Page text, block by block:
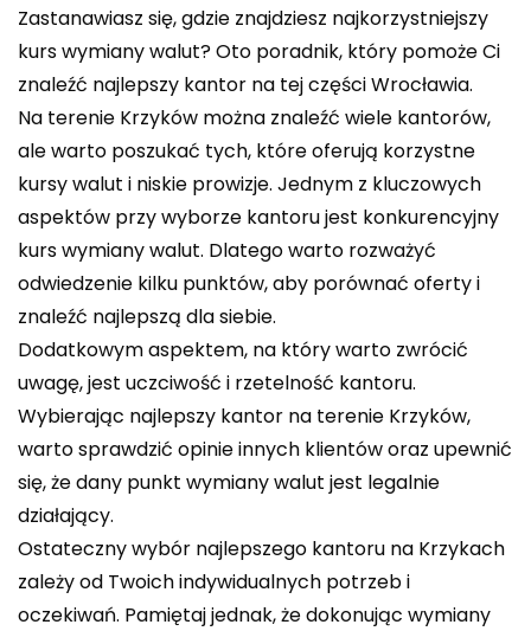
Zastanawiasz się, gdzie znajdziesz najkorzystniejszy
kurs wymiany walut? Oto poradnik, który pomoże Ci
znaleźć najlepszy kantor na tej części Wrocławia.
Na terenie Krzyków można znaleźć wiele kantorów,
ale warto poszukać tych, które oferują korzystne
kursy walut i niskie prowizje. Jednym z kluczowych
aspektów przy wyborze kantoru jest konkurencyjny
kurs wymiany walut. Dlatego warto rozważyć
odwiedzenie kilku punktów, aby porównać oferty i
znaleźć najlepszą dla siebie.
Dodatkowym aspektem, na który warto zwrócić
uwagę, jest uczciwość i rzetelność kantoru.
Wybierając najlepszy kantor na terenie Krzyków,
warto sprawdzić opinie innych klientów oraz upewnić
się, że dany punkt wymiany walut jest legalnie
działający.
Ostateczny wybór najlepszego kantoru na Krzykach
zależy od Twoich indywidualnych potrzeb i
oczekiwań. Pamiętaj jednak, że dokonując wymiany